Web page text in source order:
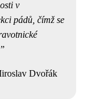
v
pádů, čímž se
Dvořák